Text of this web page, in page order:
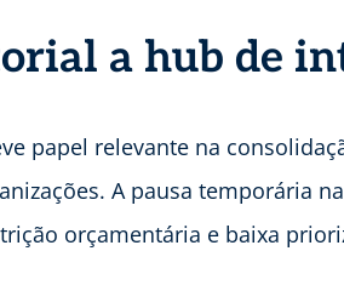
a hub de
papel relevante na
A pausa temporária
orçamentária e baixa